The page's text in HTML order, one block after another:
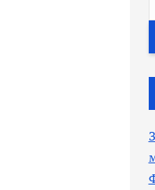
т
и